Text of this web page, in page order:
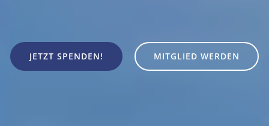
JETZT SPENDEN! MITGLIED WERDEN